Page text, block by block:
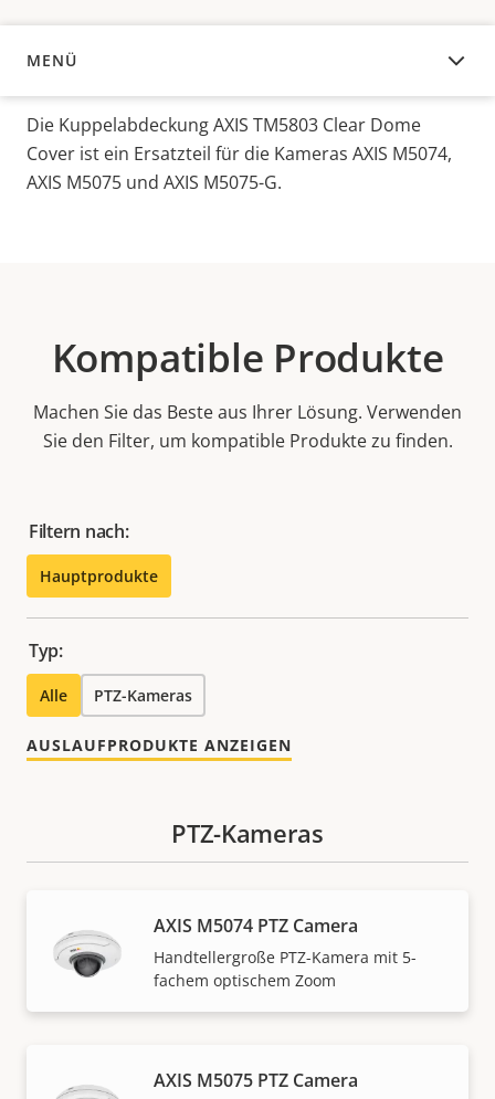
MENÜ
ÜBERSICHT
Die Kuppelabdeckung AXIS TM5803 Clear Dome
Cover ist ein Ersatzteil für die Kameras AXIS M5074,
AXIS M5075 und AXIS M5075-G.
Kompatible Produkte
Machen Sie das Beste aus Ihrer Lösung. Verwenden
Sie den Filter, um kompatible Produkte zu finden.
Filtern nach:
Hauptprodukte
Typ:
Alle PTZ-Kameras
AUSLAUFPRODUKTE ANZEIGEN
PTZ-Kameras
AXIS M5074 PTZ Camera
Handtellergroße PTZ-Kamera mit 5-
fachem optischem Zoom
AXIS M5075 PTZ Camera